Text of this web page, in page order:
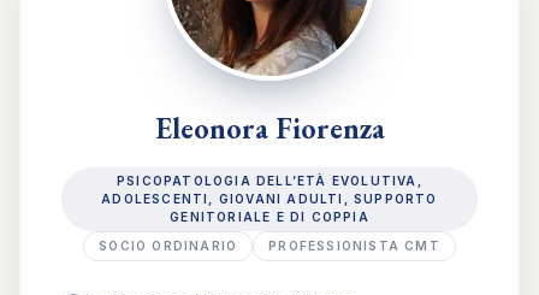
Eleonora Fiorenza
PSICOPATOLOGIA DELL’ETÀ EVOLUTIVA,
ADOLESCENTI, GIOVANI ADULTI, SUPPORTO
GENITORIALE E DI COPPIA
SOCIO ORDINARIO
PROFESSIONISTA CMT